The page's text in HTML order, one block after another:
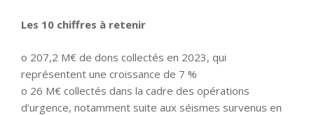
Les 10 chiffres à retenir
o 207,2 M€ de dons collectés en 2023, qui
représentent une croissance de 7 %
o 26 M€ collectés dans la cadre des opérations
d’urgence, notamment suite aux séismes survenus en